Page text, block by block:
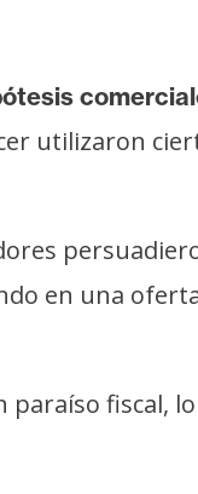
utilizaron
en una
fiscal,